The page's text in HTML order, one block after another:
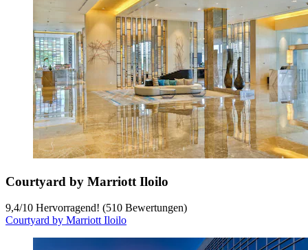
Courtyard by Marriott Iloilo
9,4/10 Hervorragend! (510 Bewertungen)
Courtyard by Marriott Iloilo